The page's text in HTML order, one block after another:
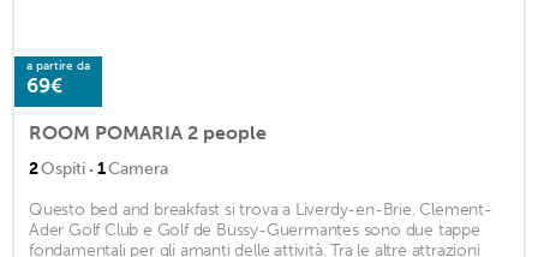
a partire da
69€
ROOM POMARIA 2 people
2Ospiti · 1Camera
Questo bed and breakfast si trova a Liverdy-en-Brie. Clement-
Ader Golf Club e Golf de Bussy-Guermantes sono due tappe
fondamentali per gli amanti delle attività. Tra le altre attrazioni